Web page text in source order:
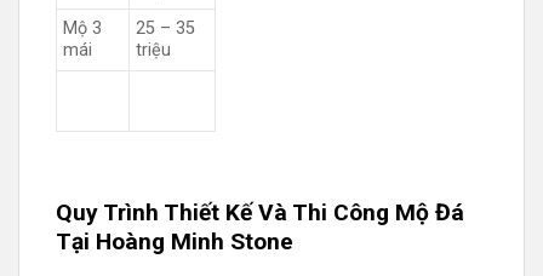
Mộ 3
mái
25 – 35
triệu
Quy Trình Thiết Kế Và Thi Công Mộ Đá
Tại Hoàng Minh Stone